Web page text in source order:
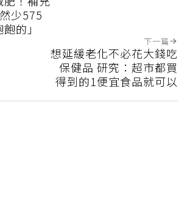
少575
的」
下一篇
想延緩老化不必花大錢吃
保健品 研究：超市都買
得到的1便宜食品就可以